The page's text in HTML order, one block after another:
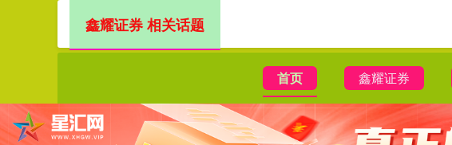
首页 鑫耀证券
鑫耀证券 相关话题